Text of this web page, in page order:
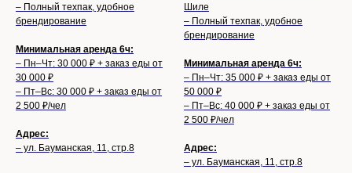
– Полный техпак, удобное
брендирование
Минимальная аренда 6ч:
– Пн–Чт: 30 000 ₽ + заказ еды от
30 000 ₽
– Пт–Вс: 30 000 ₽ + заказ еды от
2 500 ₽/чел
Адрес:
– ул. Бауманская, 11, стр.8
Шиле
– Полный техпак, удобное
брендирование
Минимальная аренда 6ч:
– Пн–Чт: 35 000 ₽ + заказ еды от
50 000 ₽
– Пт–Вс: 40 000 ₽ + заказ еды от
2 500 ₽/чел
Адрес:
– ул. Бауманская, 11, стр.8